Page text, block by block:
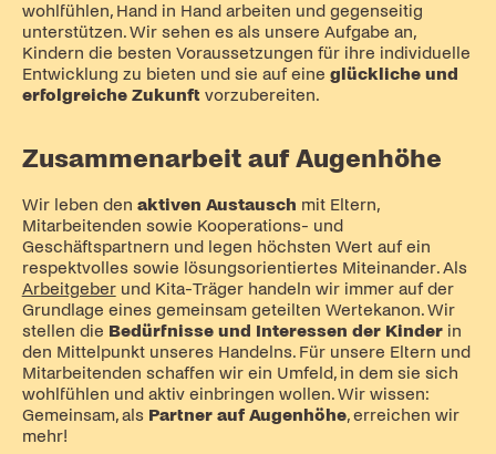
wohlfühlen, Hand in Hand arbeiten und gegenseitig
unterstützen. Wir sehen es als unsere Aufgabe an,
Kindern die besten Voraussetzungen für ihre individuelle
Entwicklung zu bieten und sie auf eine glückliche und
erfolgreiche Zukunft vorzubereiten.
Zusammenarbeit auf Augenhöhe
Wir leben den aktiven Austausch mit Eltern,
Mitarbeitenden sowie Kooperations- und
Geschäftspartnern und legen höchsten Wert auf ein
respektvolles sowie lösungsorientiertes Miteinander. Als
Arbeitgeberund Kita-Träger handeln wir immer auf der
Grundlage eines gemeinsam geteilten Wertekanon. Wir
stellen die Bedürfnisse und Interessen der Kinderin
den Mittelpunkt unseres Handelns. Für unsere Eltern und
Mitarbeitenden schaffen wir ein Umfeld, in dem sie sich
wohlfühlen und aktiv einbringen wollen. Wir wissen:
Gemeinsam, alsPartner auf Augenhöhe, erreichen wir
mehr!